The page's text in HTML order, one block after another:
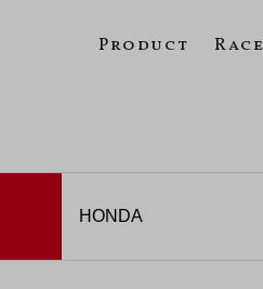
Product Race